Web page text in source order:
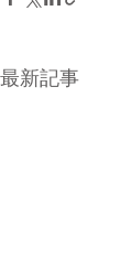
最新記事